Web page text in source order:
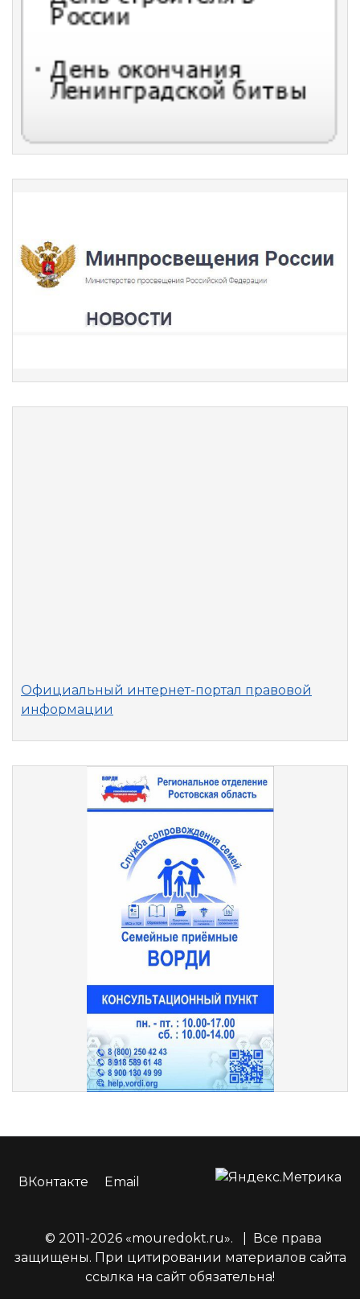
Официальный интернет-портал правовой
информации
ВКонтакте Email
© 2011-2026 «mouredokt.ru».
Все права
защищены. При цитировании материалов сайта
ссылка на сайт обязательна!